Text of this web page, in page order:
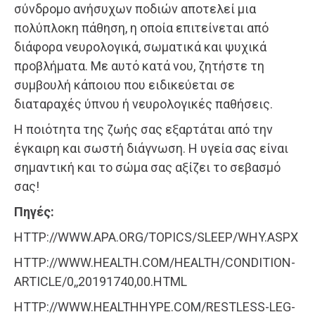
σύνδρομο ανήσυχων ποδιών αποτελεί μια
πολύπλοκη πάθηση, η οποία επιτείνεται από
διάφορα νευρολογικά, σωματικά και ψυχικά
προβλήματα. Με αυτό κατά νου, ζητήστε τη
συμβουλή κάποιου που ειδικεύεται σε
διαταραχές ύπνου ή νευρολογικές παθήσεις.
Η ποιότητα της ζωής σας εξαρτάται από την
έγκαιρη και σωστή διάγνωση. Η υγεία σας είναι
σημαντική και το σώμα σας αξίζει το σεβασμό
σας!
Πηγές:
HTTP://WWW.APA.ORG/TOPICS/SLEEP/WHY.ASPX
HTTP://WWW.HEALTH.COM/HEALTH/CONDITION-
ARTICLE/0,,20191740,00.HTML
HTTP://WWW.HEALTHHYPE.COM/RESTLESS-LEG-